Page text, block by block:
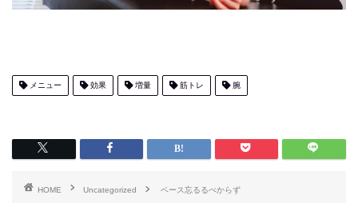
メニュー 効果 増量 筋トレ 腕
HOME Uncategorized ベース忘るるべからず